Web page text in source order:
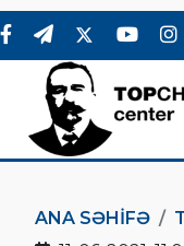
ANA SƏHIFƏ